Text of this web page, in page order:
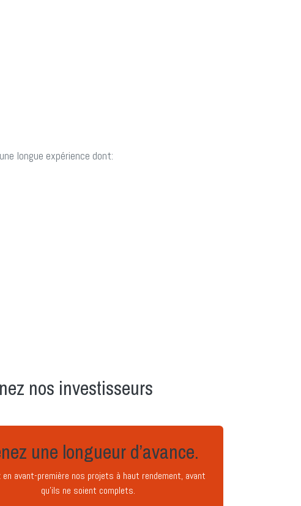
longue expérience dont:
nos investisseurs​
une longueur d’avance.
en avant-première nos projets à haut rendement, avant
qu’ils ne soient complets.